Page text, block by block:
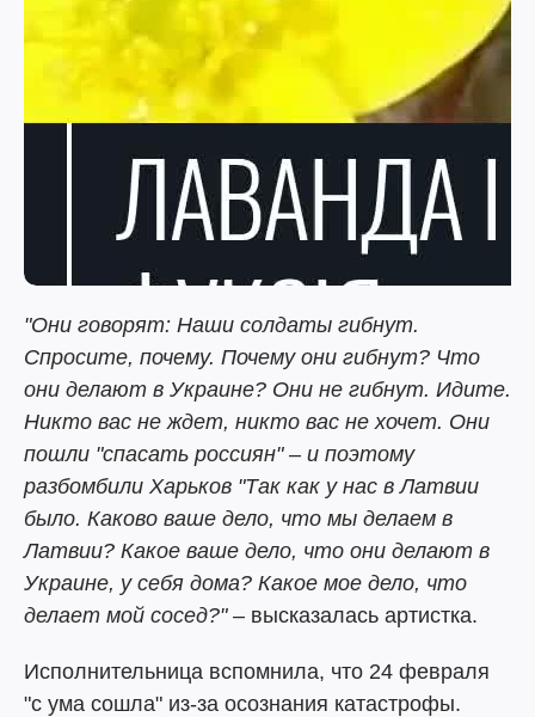
"Они говорят: Наши солдаты гибнут.
Спросите, почему. Почему они гибнут? Что
они делают в Украине? Они не гибнут. Идите.
Никто вас не ждет, никто вас не хочет. Они
пошли "спасать россиян" – и поэтому
разбомбили Харьков "Так как у нас в Латвии
было. Каково ваше дело, что мы делаем в
Латвии? Какое ваше дело, что они делают в
Украине, у себя дома? Какое мое дело, что
делает мой сосед?"– высказалась артистка.
Исполнительница вспомнила, что 24 февраля
"с ума сошла" из-за осознания катастрофы.